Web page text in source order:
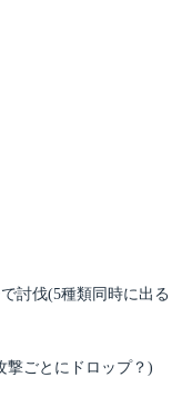
討伐(5種類同時に出る
撃ごとにドロップ？)